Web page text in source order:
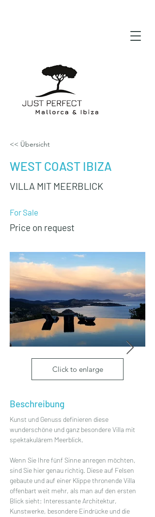
<< Übersicht
WEST COAST IBIZA
VILLA MIT MEERBLICK
For Sale
Price on request
Click to enlarge
Beschreibung
Kunst und Genuss definieren diese
wunderschöne und ganz besondere Villa mit
spektakulärem Meerblick.
Wenn Sie Ihre fünf Sinne anregen möchten,
sind Sie hier genau richtig. Diese auf Felsen
gebaute und auf einer Klippe thronende Villa
offenbart weit mehr, als man auf den ersten
Blick sieht: Interessante Architektur,
Kunstwerke, besondere Eindrücke und die